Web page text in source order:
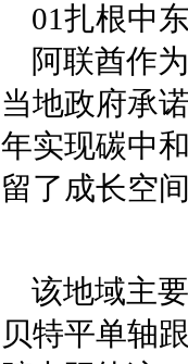
01扎根中
阿联酋作
当地政府承
年实现碳中
留了成长空
该地域主
贝特平单轴